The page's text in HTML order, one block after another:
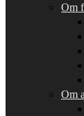
Om
Om